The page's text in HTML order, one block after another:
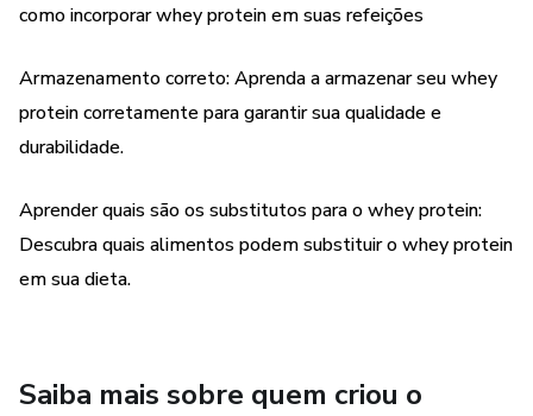
de whey protein!
como incorporar whey protein em suas refeições
Armazenamento correto: Aprenda a armazenar seu whey
protein corretamente para garantir sua qualidade e
durabilidade.
Aprender quais são os substitutos para o whey protein:
Descubra quais alimentos podem substituir o whey protein
em sua dieta.
Saiba mais sobre quem criou o